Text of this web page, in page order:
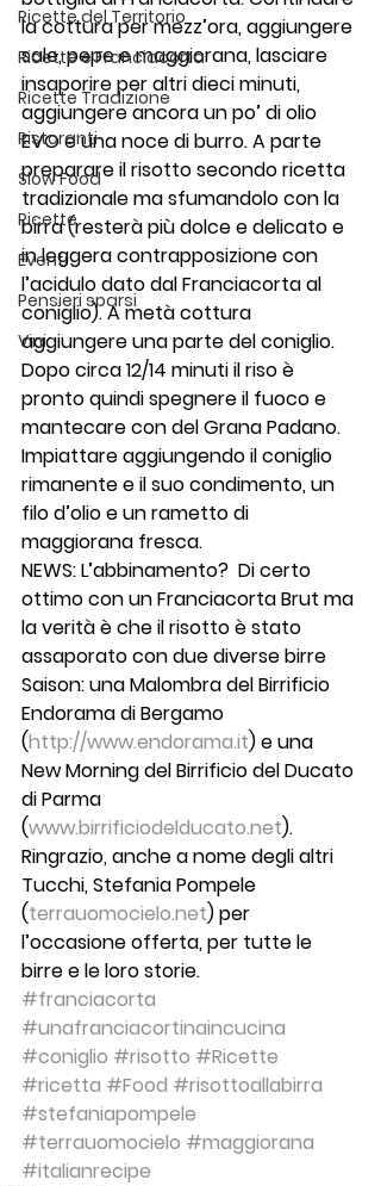
Ricette del Territorio
Ricette e Franciacorta
Ricette Tradizione
Ristoranti
Slow Food
Ricette
Eventi
Pensieri sparsi
Vini
la cottura per mezz’ora, aggiungere
sale, pepe e maggiorana, lasciare
insaporire per altri dieci minuti,
aggiungere ancora un po’ di olio
EVO e una noce di burro. A parte
preparare il risotto secondo ricetta
tradizionale ma sfumandolo con la
birra (resterà più dolce e delicato e
in leggera contrapposizione con
l’acidulo dato dal Franciacorta al
coniglio). A metà cottura
aggiungere una parte del coniglio.
Dopo circa 12/14 minuti il riso è
pronto quindi spegnere il fuoco e
mantecare con del Grana Padano.
Impiattare aggiungendo il coniglio
rimanente e il suo condimento, un
filo d’olio e un rametto di
maggiorana fresca.
NEWS: L’abbinamento? Di certo
ottimo con un Franciacorta Brut ma
la verità è che il risotto è stato
assaporato con due diverse birre
Saison: una Malombra del Birrificio
Endorama di Bergamo
(http://www.endorama.it) e una
New Morning del Birrificio del Ducato
di Parma
(www.birrificiodelducato.net).
Ringrazio, anche a nome degli altri
Tucchi, Stefania Pompele
(terrauomocielo.net) per
l’occasione offerta, per tutte le
birre e le loro storie.
#franciacorta
#unafranciacortinaincucina
#coniglio #risotto #Ricette
#ricetta #Food #risottoallabirra
#stefaniapompele
#terrauomocielo #maggiorana
#italianrecipe